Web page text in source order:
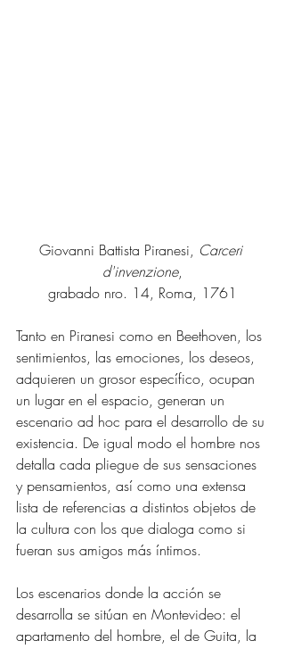
Giovanni Battista Piranesi, Carceri
d'invenzione,
grabado nro. 14, Roma, 1761
Tanto en Piranesi como en Beethoven, los
sentimientos, las emociones, los deseos,
adquieren un grosor específico, ocupan
un lugar en el espacio, generan un
escenario ad hoc para el desarrollo de su
existencia. De igual modo el hombre nos
detalla cada pliegue de sus sensaciones
y pensamientos, así como una extensa
lista de referencias a distintos objetos de
la cultura con los que dialoga como si
fueran sus amigos más íntimos.
Los escenarios donde la acción se
desarrolla se sitúan en Montevideo: el
apartamento del hombre, el de Guita, la